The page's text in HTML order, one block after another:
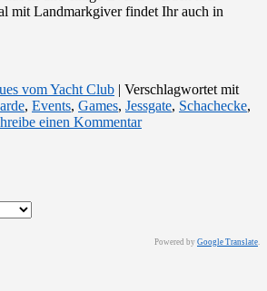
mit Landmarkgiver findet Ihr auch in
vom Yacht Club | Verschlagwortet mit
, Events, Games, Jessgate, Schachecke,
einen Kommentar
Powered by Google Translate